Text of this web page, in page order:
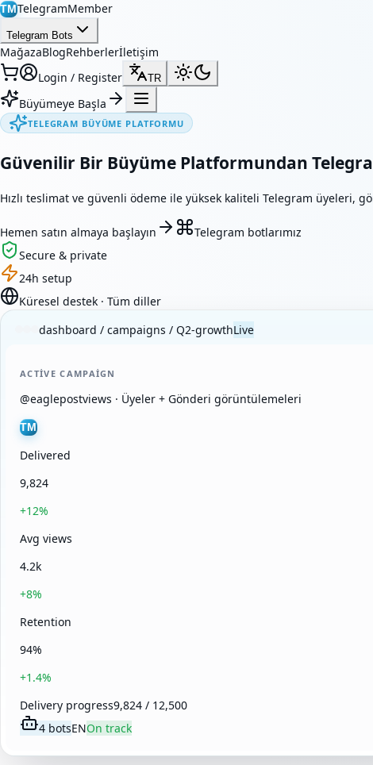
TMTelegramMember
Telegram Bots
MağazaBlogRehberlerİletişim
Login / Register
TR
Büyümeye Başla
TELEGRAM BÜYÜME PLATFORMU
Güvenilir Bir Büyüme Platformundan
Hızlı teslimat ve güvenli ödeme ile yüksek kaliteli Telegram üyeleri,
Hemen satın almaya başlayın
Telegram botlarımız
Secure & private
24h setup
Küresel destek · Tüm diller
dashboard / campaigns / Q2-growthLive
ACTIVE CAMPAIGN
@eaglepostviews · Üyeler + Gönderi görüntülemeleri
TM
Delivered
9,824
+12%
Avg views
4.2k
+8%
Retention
94%
+1.4%
Delivery progress9,824 / 12,500
4 botsENOn track